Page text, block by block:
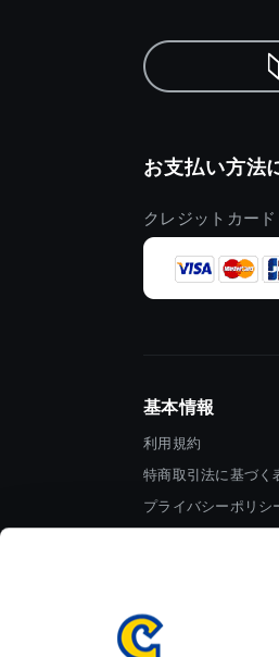
お支払い方法
クレジットカー
基本情報
利用規約
特商取引法に基づく
プライバシーポリシ